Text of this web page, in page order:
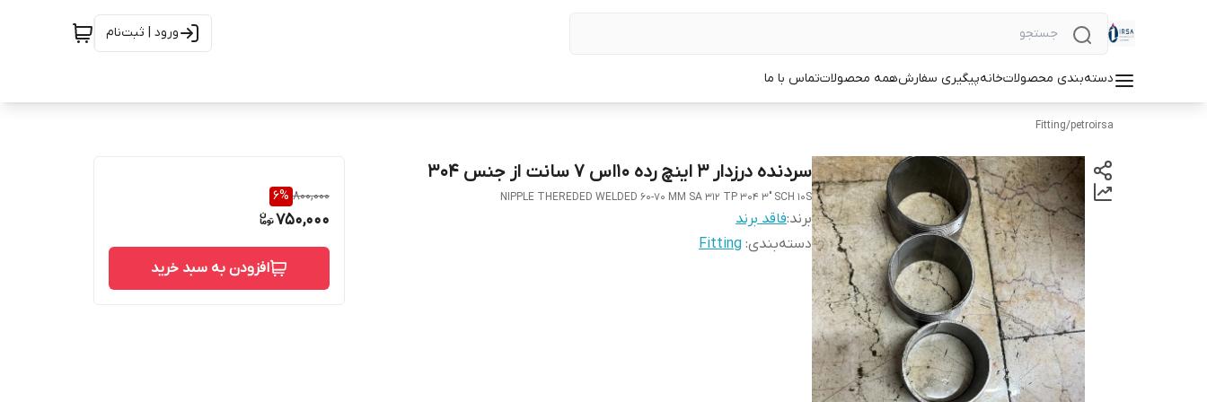
ورود | ثبت‌نام
دسته‌بندی محصولاتخانهپیگیری سفارشهمه محصولاتتماس با ما
petroirsa
/
Fitting
سردنده درزدار 3 اینچ رده 10اس 7 سانت از جنس 304
NIPPLE THEREDED WELDED 60-70 MM SA 312 TP 304 3" SCH 10S
برند:فاقد برند
دسته‌بندی:
Fitting
800,000
6%
750,000
افزودن به سبد خرید